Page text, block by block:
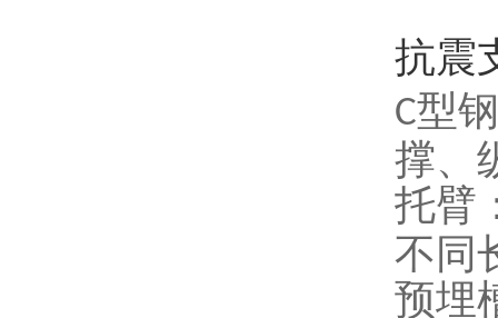
抗震
‌C型钢
撑、
托臂
不同
预埋